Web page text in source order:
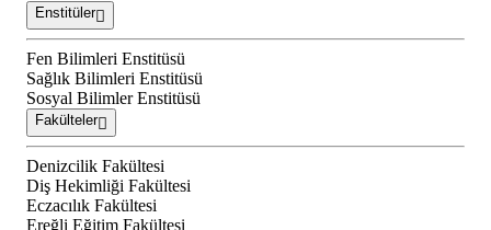
Enstitüler
Fen Bilimleri Enstitüsü
Sağlık Bilimleri Enstitüsü
Sosyal Bilimler Enstitüsü
Fakülteler
Denizcilik Fakültesi
Diş Hekimliği Fakültesi
Eczacılık Fakültesi
Ereğli Eğitim Fakültesi